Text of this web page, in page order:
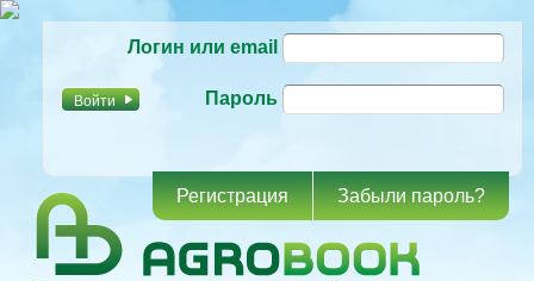
основному
Логин или email
Пароль
Регистрация Забыли пароль?